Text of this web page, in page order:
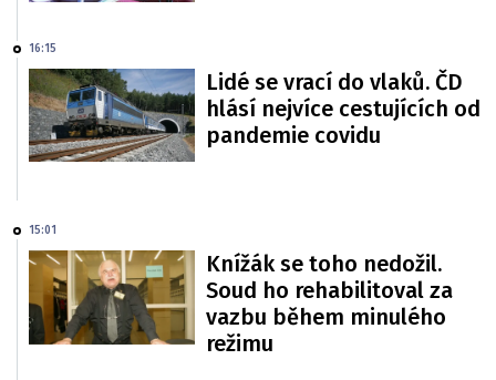
16:15
Lidé se vrací do vlaků. ČD
hlásí nejvíce cestujících od
pandemie covidu
15:01
Knížák se toho nedožil.
Soud ho rehabilitoval za
vazbu během minulého
režimu